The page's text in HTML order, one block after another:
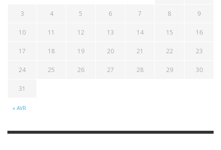
« AVR
3 4 5 6 7 8 9
10 11 12 13 14 15 16
17 18 19 20 21 22 23
24 25 26 27 28 29 30
31